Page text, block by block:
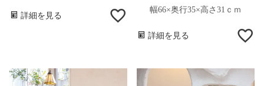
詳細を見る
幅66×奥行35×高さ31ｃｍ
詳細を見る